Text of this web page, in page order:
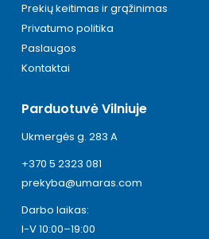
Prekių keitimas ir grąžinimas
Privatumo politika
Paslaugos
Kontaktai
Parduotuvė Vilniuje
Ukmergės g. 283 A
+370 5 2323 081
prekyba@umaras.com
Darbo laikas:
I-V 10:00–19:00